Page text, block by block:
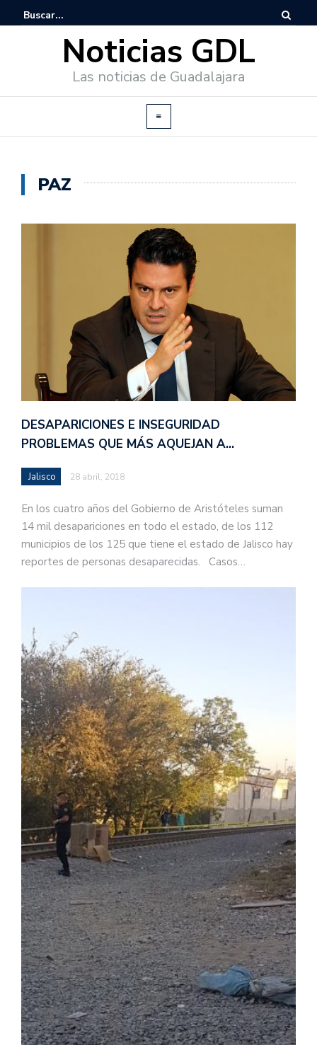
Noticias GDL
Las noticias de Guadalajara
PAZ
DESAPARICIONES E INSEGURIDAD
PROBLEMAS QUE MÁS AQUEJAN A…
Jalisco 28 abril, 2018
En los cuatro años del Gobierno de Aristóteles suman
14 mil desapariciones en todo el estado, de los 112
municipios de los 125 que tiene el estado de Jalisco hay
reportes de personas desaparecidas. Casos…